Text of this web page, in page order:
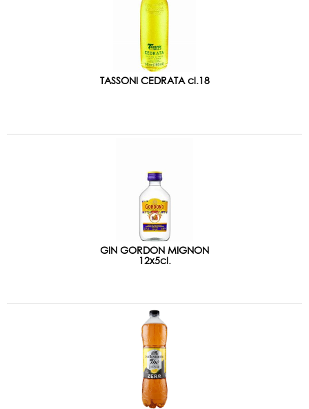
TASSONI CEDRATA cl.18
GIN GORDON MIGNON
12x5cl.